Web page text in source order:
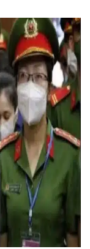
aprovados em
Alemanha
avenida de Manaus
deixado pelo
antigo e estreia
PassaFácil
3,8 bilhões para
modelo de parques
desabafa: ‘Raiva e